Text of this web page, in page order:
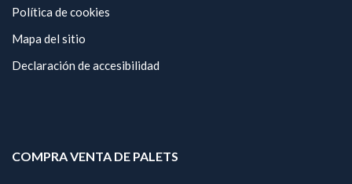
Política de cookies
Mapa del sitio
Declaración de accesibilidad
COMPRA VENTA DE PALETS